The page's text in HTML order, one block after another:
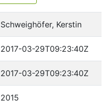
Schweighöfer, Kerstin
2017-03-29T09:23:40Z
2017-03-29T09:23:40Z
2015